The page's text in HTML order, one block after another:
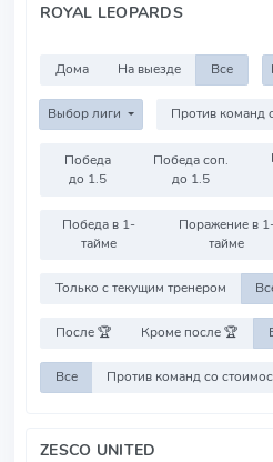
ROYAL LEOPARDS
Дома На выезде Все
Выбор лиги
Победа
до 1.5
Победа соп.
до 1.5
Победа в 1-
тайме
Поражение в
тайме
Только с текущим тренером
После 🏆 Кроме после 🏆
Все
ZESCO UNITED